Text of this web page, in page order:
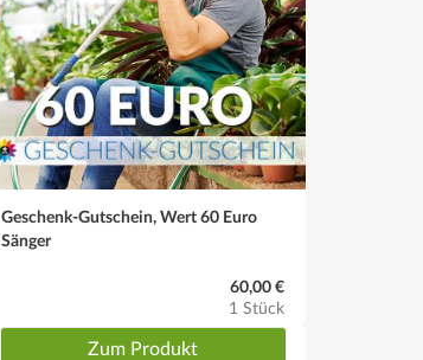
Geschenk-Gutschein, Wert 60 Euro
Sänger
60,00 €
1 Stück
Zum Produkt